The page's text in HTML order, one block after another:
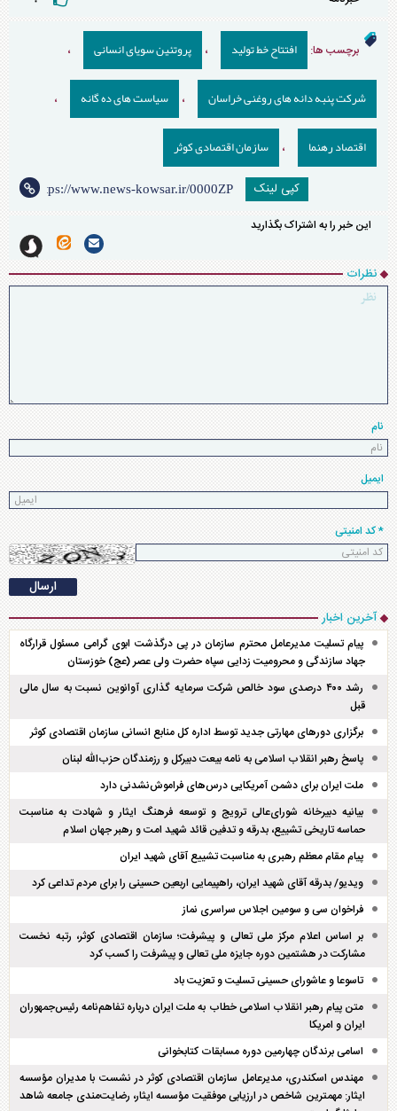
برچسب ها: افتتاح خط تولید ، پروتئین سویای انسانی ،
شرکت پنبه دانه های روغنی خراسان ، سیاست های ده گانه ،
اقتصاد رهنما ، سازمان اقتصادی کوثر
کپی لینک
این خبر را به اشتراک بگذارید
نظرات
نام
ایمیل
* کد امنیتی
آخرین اخبار
پیام تسلیت مدیرعامل محترم سازمان در پی درگذشت ابوی گرامی مسئول قرارگاه
جهاد سازندگی و محرومیت زدایی سپاه حضرت ولی عصر (عج) خوزستان
رشد ۴۰۰ درصدی سود خالص شرکت سرمایه گذاری آوانوین نسبت به سال مالی
قبل
برگزاری دور‌های مهارتی جدید توسط اداره کل منابع انسانی سازمان اقتصادی کوثر
پاسخ رهبر انقلاب اسلامی به نامه بیعت دبیرکل و رزمندگان حزب‌الله لبنان
ملت ایران برای دشمن آمریکایی درس‌های فراموش‌نشدنی دارد
بیانیه دبیرخانه شورای‌عالی ترویج و توسعه فرهنگ ایثار و شهادت به مناسبت
حماسه تاریخی تشییع، بدرقه و تدفین قائد شهید امت و رهبر جهان اسلام
پیام مقام معظم رهبری به مناسبت تشییع آقای شهید ایران
ویدیو/ بدرقه آقای شهید ایران، راهپیمایی اربعین حسینی را برای مردم تداعی کرد
فراخوان سی و سومین اجلاس سراسری نماز
بر اساس اعلام مرکز ملی تعالی و پیشرفت؛ سازمان اقتصادی کوثر، رتبه نخست
مشارکت در هشتمین دوره جایزه ملی تعالی و پیشرفت را کسب کرد
تاسوعا و عاشورای حسینی تسلیت و تعزیت باد
متن پیام رهبر انقلاب اسلامی خطاب به ملت ایران درباره تفاهم‌نامه رئیس‌جمهوران
ایران و امریکا
اسامی برندگان چهارمین دوره مسابقات کتابخوانی
مهندس اسکندری، مدیرعامل سازمان اقتصادی کوثر در نشست با مدیران مؤسسه
ایثار: مهمترین شاخص در ارزیابی موفقیت مؤسسه ایثار، رضایت‌مندی جامعه شاهد